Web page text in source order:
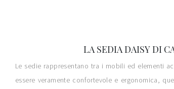
LA SEDIA DAISY DI
Le sedie rappresentano tra i mobili ed elementi
essere veramente confortevole e ergonomica,